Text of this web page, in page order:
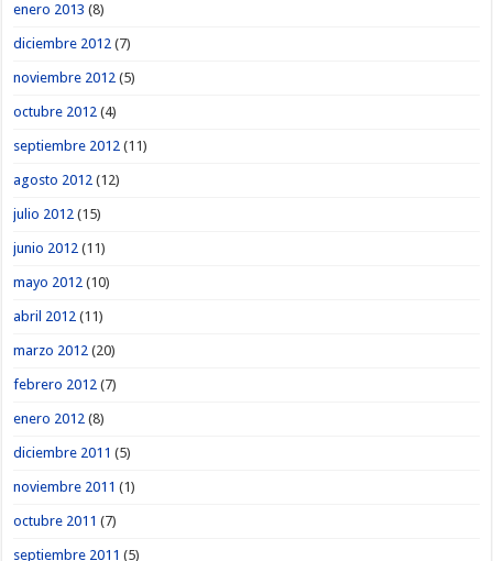
enero 2013 (8)
diciembre 2012 (7)
noviembre 2012 (5)
octubre 2012 (4)
septiembre 2012 (11)
agosto 2012 (12)
julio 2012 (15)
junio 2012 (11)
mayo 2012 (10)
abril 2012 (11)
marzo 2012 (20)
febrero 2012 (7)
enero 2012 (8)
diciembre 2011 (5)
noviembre 2011 (1)
octubre 2011 (7)
septiembre 2011 (5)